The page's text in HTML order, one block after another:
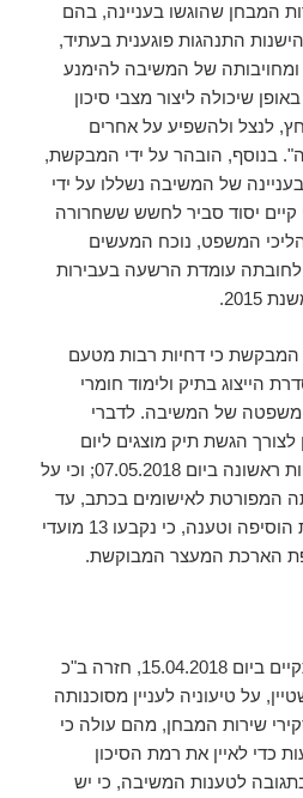
המבחן שהוגשו בעניינה, בהם
התנהגות פוגענית בעתיד,
ומחויבותה של המשיבה להימנע
שיכולה ליצור מצבי סיכון
לנצל ולהשפיע על אחרים
בנוסף, הובהר על ידי המבקשת,
של המשיבה נשללו על ידי
קיים יסוד סביר לחשש ששחרורה
המשפט, נוכח המעשים
לחובתה עומדת הרשעה בעבירות
כי דחיות רבות מטעם
הייצוג בתיק ולימוד חומרי
משפטה של המשיבה. לדברי
הגשת תיק מוצגים ליום
30.04.2018; ולישיבת הוכחות ראשונה ביום 07.05.2018; וכי על
המפורטת לאישומים בכתב, עד
ליום 02.05.2018. המבקשת הוסיפה וטענה, כי נקבעו 13 מועדי
הארכת המעצר המבוקשת.
במהלך הדיון בבקשה שהתקיים ביום 15.04.2018, חזרה ב"כ
על טיעוניה לעניין מסוכנותה
שירות המבחן, מהם עולה כי
כדי לאיין את רמת הסיכון
לטענות המשיבה, כי יש